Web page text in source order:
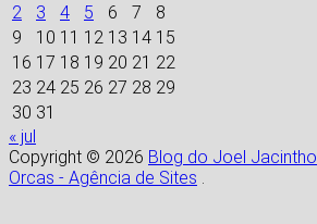
2
3 4 5 6 7
8
9
10 11 12 13 14 15
16 17 18 19 20 21 22
23 24 25 26 27 28 29
30 31
« jul
Copyright © 2026 Blog do Joel Jacintho
Orcas - Agência de Sites